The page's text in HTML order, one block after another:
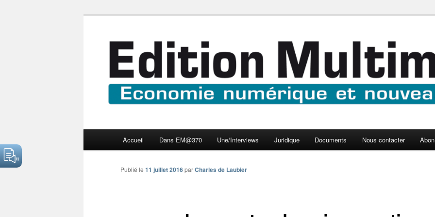
Edition Multimédi@
Accueil Dans EM@370 Une/Interviews Juridique Documents Nous contacter
Publié le 11 juillet 2016parCharles de Laubier